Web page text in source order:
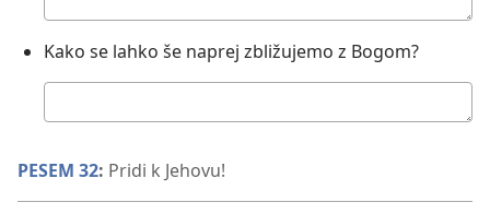
odgovor:
Kako se lahko še naprej zbližujemo z Bogom?
odgovor:
PESEM 32: Pridi k Jehovu!